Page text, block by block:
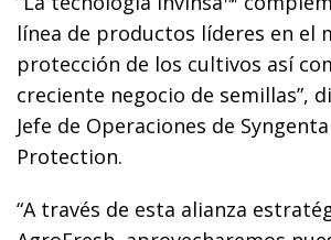
línea de productos líderes en el
protección de los cultivos así
creciente negocio de semillas”,
Jefe de Operaciones de
Protection.
“A través de esta alianza